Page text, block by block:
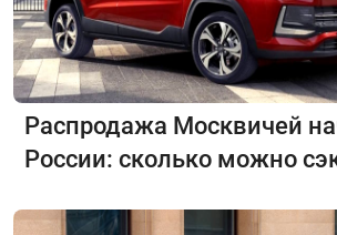
Распродажа Москвичей
России: сколько можно